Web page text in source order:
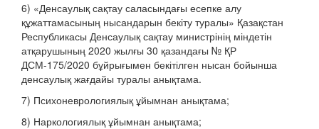
6) «Денсаулық сақтау саласындағы есепке алу
құжаттамасының нысандарын бекіту туралы» Қазақстан
Республикасы Денсаулық сақтау министрінің міндетін
атқарушының 2020 жылғы 30 қазандағы № ҚР
ДСМ-175/2020 бұйрығымен бекітілген нысан бойынша
денсаулық жағдайы туралы анықтама.
7) Психоневрологиялық ұйымнан анықтама;
8) Наркологиялық ұйымнан анықтама;